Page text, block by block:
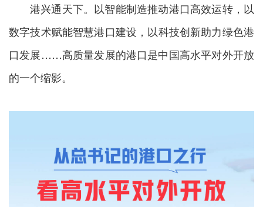
港兴通天下。以智能制造推动港口高效运转，以
数字技术赋能智慧港口建设，以科技创新助力绿色港
口发展……高质量发展的港口是中国高水平对外开放
的一个缩影。